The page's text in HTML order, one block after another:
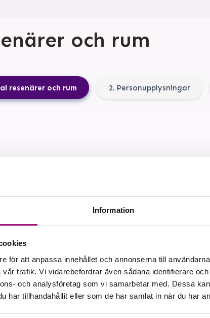
Information
för att anpassa innehållet och annonserna till
trafik. Vi vidarebefordrar även sådana identifierare
och analysföretag som vi samarbetar med. Dessa
har tillhandahållit eller som de har samlat in när du har
och rum
resenärer och rum 2. Personupplysningar
– Visby